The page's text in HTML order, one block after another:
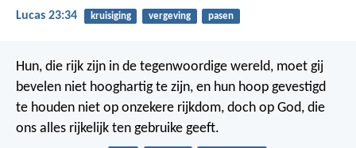
Lucas 23:34 kruisiging vergeving pasen
Hun, die rijk zijn in de tegenwoordige wereld, moet gij
bevelen niet hooghartig te zijn, en hun hoop gevestigd
te houden niet op onzekere rijkdom, doch op God, die
ons alles rijkelijk ten gebruike geeft.